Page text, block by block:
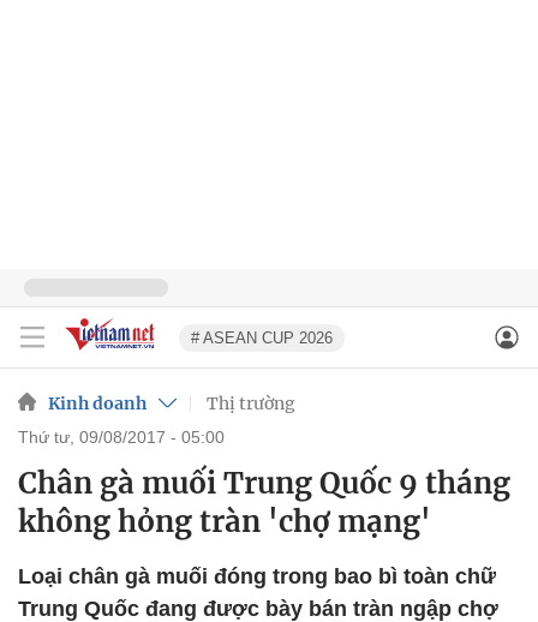
# ASEAN CUP 2026
Kinh doanh Thị trường
thứ tư, 09/08/2017 - 05:00
Chân gà muối Trung Quốc 9 tháng
không hỏng tràn 'chợ mạng'
Loại chân gà muối đóng trong bao bì toàn chữ
Trung Quốc đang được bày bán tràn ngập chợ